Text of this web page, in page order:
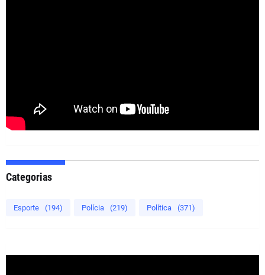
Categorias
Esporte (194) Polícia (219) Política (371)